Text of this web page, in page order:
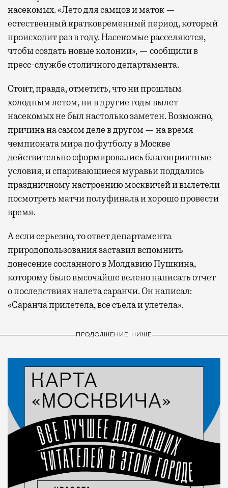
насекомых. «Лето для самцов и маток —
естественный кратковременный период, который
происходит раз в году. Насекомые расселяются,
чтобы создать новые колонии», — сообщили в
пресс-службе столичного департамента.
Стоит, правда, отметить, что ни прошлым
холодным летом, ни в другие годы вылет
насекомых не был настолько заметен. Возможно,
причина на самом деле в другом — на время
чемпионата мира по футболу в Москве
действительно сформировались благоприятные
условия, и спаривающиеся муравьи поддались
праздничному настроению москвичей и вылетели
посмотреть матчи полуфинала и хорошо провести
время.
А если серьезно, то ответ департамента
природопользования заставил вспомнить
донесение сосланного в Молдавию Пушкина,
которому было высочайше велено написать отчет
о последствиях налета саранчи. Он написал:
«Саранча прилетела, все съела и улетела».
ПРОДОЛЖЕНИЕ НИЖЕ